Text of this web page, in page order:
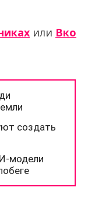
или Вко